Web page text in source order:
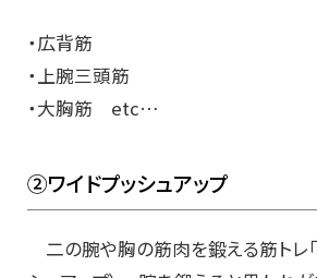
・広背筋
・上腕三頭筋
・大胸筋 etc…
②ワイドプッシュアップ
二の腕や胸の筋肉を鍛える筋トレ